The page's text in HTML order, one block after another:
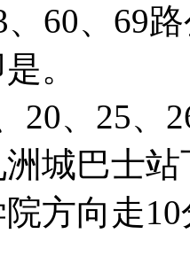
、60、69
。
20、25、
城巴士站
向走10